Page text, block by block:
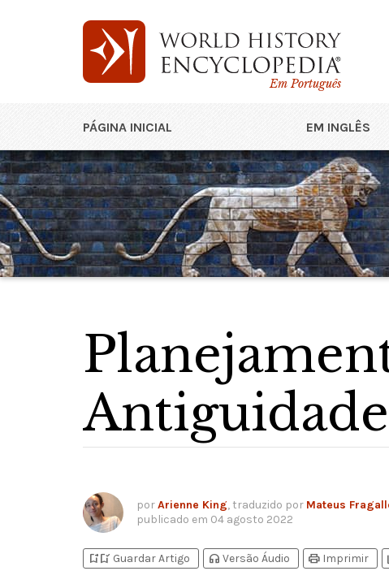
Em Português
PÁGINA INICIAL EM INGLÊS
porArienne King, traduzido por Mateus
publicado em 04 agosto 2022
bookmark_addbookmark_added Guardar Artigo headphones Versão Áudio print Imprimir